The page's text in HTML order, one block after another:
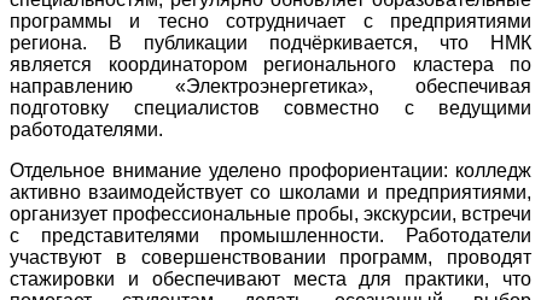
программы и тесно сотрудничает с предприятиями
региона. В публикации подчёркивается, что НМК
является координатором регионального кластера по
направлению «Электроэнергетика», обеспечивая
подготовку специалистов совместно с ведущими
работодателями.
Отдельное внимание уделено профориентации: колледж
активно взаимодействует со школами и предприятиями,
организует профессиональные пробы, экскурсии, встречи
с представителями промышленности. Работодатели
участвуют в совершенствовании программ, проводят
стажировки и обеспечивают места для практики, что